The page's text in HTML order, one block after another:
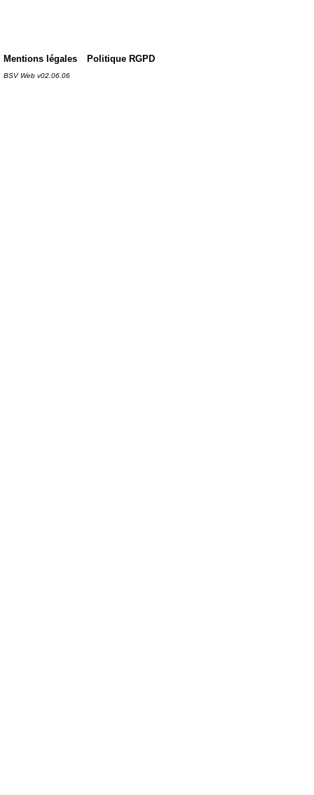
Mentions légales Politique RGPD
BSV Web v02.06.06